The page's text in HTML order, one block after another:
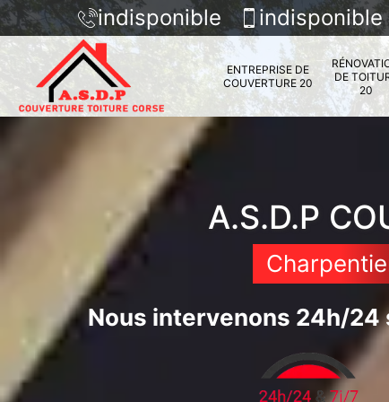
indisponible indisponible
ENTREPRISE DE
COUVERTURE 20
DE
20
A.S.D.P
Nous intervenons 24h/24